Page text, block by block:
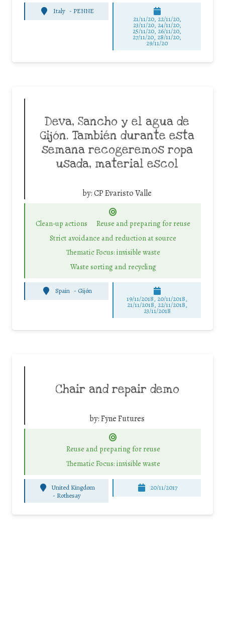
Italy - PENNE
21/11/20, 22/11/20,
23/11/20, 24/11/20,
25/11/20, 26/11/20,
27/11/20, 28/11/20,
29/11/20
Deva, Sancho y el agua de
Gijón. También durante esta
semana recogeremos ropa
usada, material escol
by:CP Evaristo Valle
Clean-up actions
Reuse and preparing for reuse
Strict avoidance and reduction at source
Thematic Focus: invisible waste
Waste sorting and recycling
Spain - Gijón
19/11/2018, 20/11/2018,
21/11/2018, 22/11/2018,
23/11/2018
Chair and repair demo
by:Fyne Futures
Reuse and preparing for reuse
Thematic Focus: invisible waste
United Kingdom
- Rothesay
20/11/2017